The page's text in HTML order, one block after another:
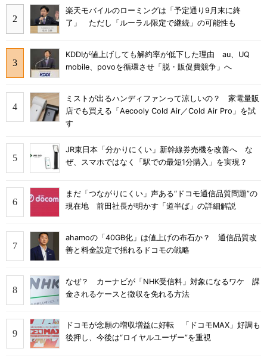
楽天モバイルのローミングは「予定通り9月末に終
了」 ただし「ルーラル限定で継続」の可能性も
KDDIが値上げしても解約率が低下した理由 au、UQ
mobile、povoを循環させ「脱・販促費競争」へ
ミストが出るハンディファンって涼しいの？ 家電量販
店でも買える「Aecooly Cold Air／Cold Air Pro」を試
す
JR東日本「分かりにくい」新幹線券売機を改善へ な
ぜ、スマホではなく「駅での最短1分購入」を実現？
まだ「つながりにくい」声ある“ドコモ通信品質問題”の
現在地 前田社長が明かす「道半ば」の詳細解説
ahamoの「40GB化」は値上げの布石か？ 通信品質改
善と料金設定で揺れるドコモの戦略
なぜ？ カーナビが「NHK受信料」対象になるワケ 課
金されるケースと徴収を免れる方法
ドコモが念願の増収増益に好転 「ドコモMAX」好調も
後押し、今後は“ロイヤルユーザー”を重視